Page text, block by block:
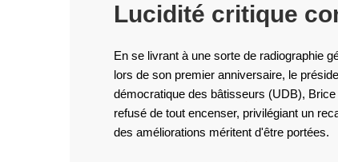
Lucidité critique
En se livrant à une sorte de radiographie
lors de son premier anniversaire, le
démocratique des bâtisseurs (UDB),
refusé de tout encenser, privilégiant un
des améliorations méritent d'être portées.